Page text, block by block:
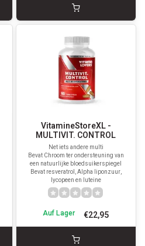
VitamineStoreXL -
MULTIVIT. CONTROL
Net iets andere multi
Bevat Chroom ter ondersteuning van
een natuurlijke bloedsuikerspiegel
Bevat resveratrol, Alpha liponzuur,
lycopeen en luteine
€22,95
Auf Lager